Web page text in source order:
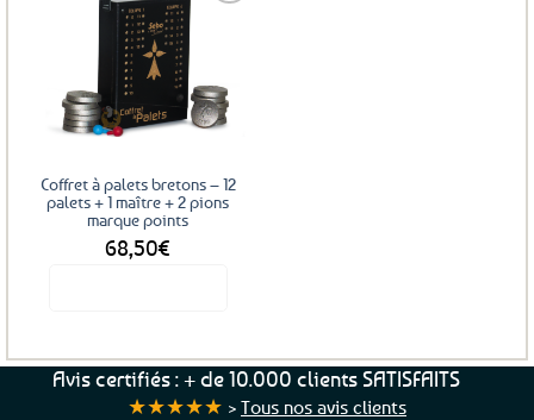
favoris
Coffret à palets bretons – 12
palets + 1 maître + 2 pions
marque points
68,50€
Avis certifiés : + de 10.000 clients SATISFAITS
★★★★★ > Tous nos avis clients